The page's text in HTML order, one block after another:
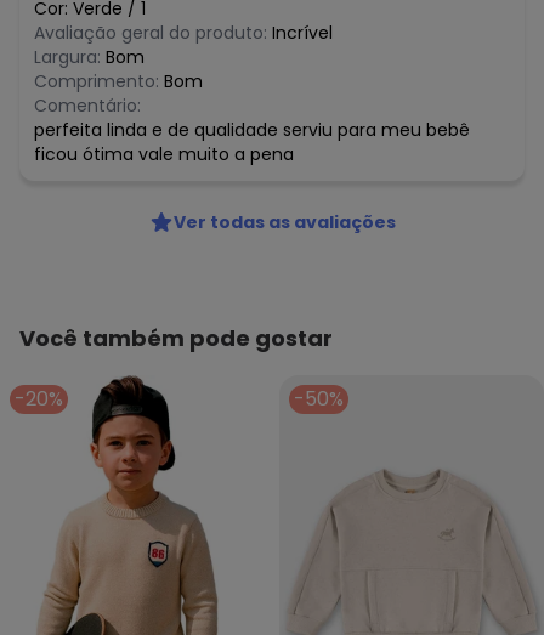
Cor: Verde / 1
Avaliação geral do produto: Incrível
Largura: Bom
Comprimento: Bom
Comentário:
perfeita linda e de qualidade serviu para meu bebê
ficou ótima vale muito a pena
Ver todas as avaliações
Você também pode gostar
-20% -50%